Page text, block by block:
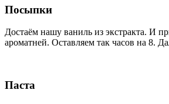
Посыпки
Достаём нашу ваниль из экстракта. И
ароматней. Оставляем так часов на 8.
Паста